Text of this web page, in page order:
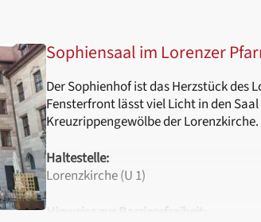
Sophiensaal im Lorenzer
Der Sophienhof ist das Herzstück des
Fensterfront lässt viel Licht in den
Kreuzrippengewölbe der Lorenzkirche.
Haltestelle:
Lorenzkirche (U 1)